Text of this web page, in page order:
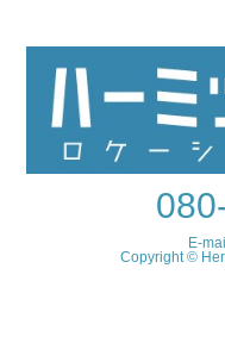
E-
Copyright ©